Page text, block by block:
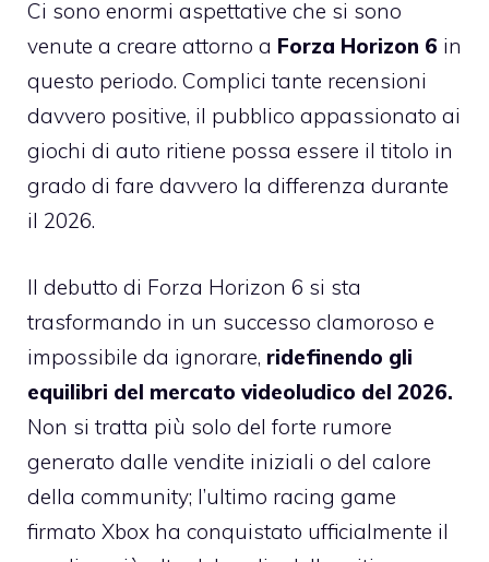
Ci sono enormi aspettative che si sono
venute a creare attorno a Forza Horizon 6 in
questo periodo. Complici tante recensioni
davvero positive, il pubblico appassionato ai
giochi di auto ritiene possa essere il titolo in
grado di fare davvero la differenza durante
il 2026.
Il debutto di Forza Horizon 6 si sta
trasformando in un successo clamoroso e
impossibile da ignorare, ridefinendo gli
equilibri del mercato videoludico del 2026.
Non si tratta più solo del forte rumore
generato dalle vendite iniziali o del calore
della community; l’ultimo racing game
firmato Xbox ha conquistato ufficialmente il